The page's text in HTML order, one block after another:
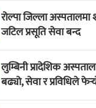
रोल्पा जिल्ला अस्पतालमा
जटिल प्रसूति सेवा बन्द
लुम्बिनी प्रादेशिक
बढ्यो, सेवा र प्रविधिले